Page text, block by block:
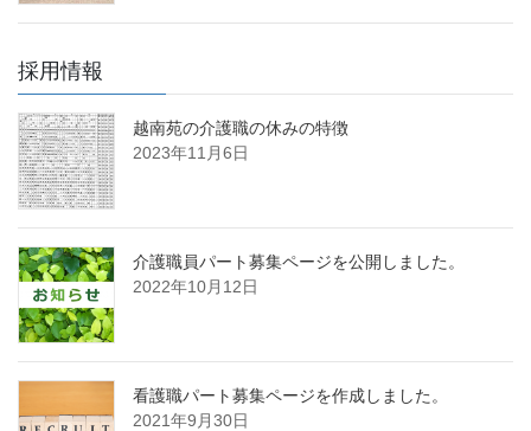
採用情報
越南苑の介護職の休みの特徴
2023年11月6日
介護職員パート募集ページを公開しました。
2022年10月12日
看護職パート募集ページを作成しました。
2021年9月30日